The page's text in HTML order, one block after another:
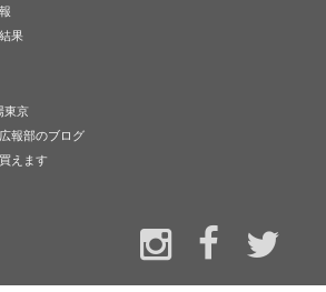
果
東京
報部のブログ
えます